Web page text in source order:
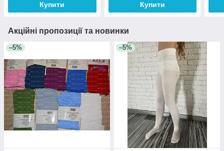
Купити Купити
Акційні пропозиції та новинки
–5% –5%